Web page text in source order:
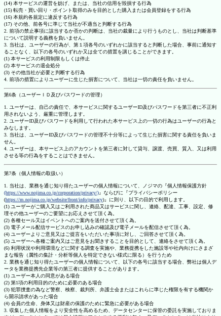
(14) 本サービスの運営を妨げ、または、当社の信用を毀損する行為
(15) 転売・買い回り・ポイント取得のみを目的とした購入または会員登録をする行為
(16) 本規約各規定に違反する行為
(17) その他、前各号に準じて当社が不適当と判断する行為
2. 前項の禁止事項に該当するか否かの判断は、当社の裁量により行うものとし、当社は判断基準
について説明する義務を負いません。
3. 当社は、ユーザーの行為が、第１項各号のいずれかに該当すると判断した場合、事前に通知す
ることなく、以下の各号のいずれか又は全ての措置を講じることができます。
(1) 本サービスの利用制限もしくは停止
(2) 本サービスの退会処分
(3) その他当社が必要と判断する行為
4. 前項の措置によりユーザーに生じた損害について、当社は一切の責任を負いません。
第6条（ユーザーＩＤ及びパスワードの管理）
1. ユーザーは、自己の責任で、本サービスに関するユーザーID及びパスワードを第三者に不正利
用されないよう、厳重に管理します。
2. ユーザーID及びパスワードを利用して行われた本サービス上の一切の行為はユーザーの行為と
みなします。
3. 当社は、ユーザーID及びパスワードの管理不十分等によって生じた損害に関する責任を負いま
せん。
4. ユーザーは、本サービス上のアカウントを第三者に対して貸与、譲渡、売買、質入、又は利用
させる等の行為をすることはできません。
第7条（個人情報の取扱い）
1. 当社は、業務を通じ知り得たユーザーの個人情報について、ノジマの『個人情報保護方針
(https://www.nojima.co.jp/corporation/privacy/)』ならびに『プライバシーポリシー
(https://m.nojima.co.jp/website/front/info/privacy)』に則り、以下の目的で利用します。
(1) ユーザーがご購入又はご利用された商品又はサービスに関し、連絡、配達、工事、設定、修
理その他ユーザーのご要望にお応えさせて頂く為。
(2) 各種セール又はイベントへのご案内を送付させて頂く為。
(3) 電子メール配信サービスのお申し込みの確認及び電子メールを配信させて頂く為。
(4) ユーザーよりご意見又はご提言をいただいた事項に対し、ご回答させて頂く為。
(5) ユーザーへ各種ご案内又はご意見をお聞きすることを目的として、連絡をさせて頂く為。
(6) 利用状況や利用環境などに関する調査を実施や、業務提携をした施設等や社内向けにさまざ
まな報告（属性の集計・分析等個人を特定できない様式に限る）を行うため
2. 業務を通じ知り得たユーザーの個人情報について、以下の各号に該当する場合、弊社は個人デ
ータを業務提携先企業等の第三者に提供することがあります。
(1) ユーザー本人の同意がある場合
(2) 第1項の利用目的のために必要のある場合
(3) 犯罪捜査の為など警察、検察、裁判所、弁護士会またはこれらに準じた権限を有する機関か
ら開示請求があった場合
(4) 会員の生命、身体又は財産の保護のために緊急に必要がある場合
3. 収集した個人情報をより安全性を高めるため、データセンターに保管の委託を実施しておりま